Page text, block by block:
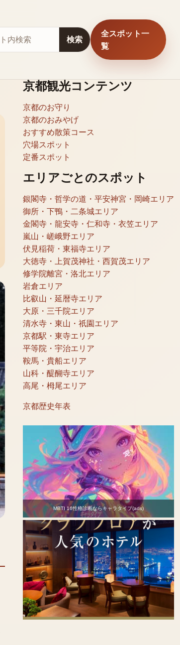
検索
全スポット一
覧
京都観光コンテンツ
京都のお守り
京都のおみやげ
おすすめ散策コース
穴場スポット
定番スポット
エリアごとのスポット
銀閣寺・哲学の道・平安神宮・岡崎エリア
御所・下鴨・二条城エリア
金閣寺・龍安寺・仁和寺・衣笠エリア
嵐山・嵯峨野エリア
伏見稲荷・東福寺エリア
大徳寺・上賀茂神社・西賀茂エリア
修学院離宮・洛北エリア
岩倉エリア
比叡山・延暦寺エリア
大原・三千院エリア
清水寺・東山・祇園エリア
京都駅・東寺エリア
平等院・宇治エリア
鞍馬・貴船エリア
山科・醍醐寺エリア
高尾・栂尾エリア
京都歴史年表
MBTI 16性格診断ならキャラタイプ(ads)